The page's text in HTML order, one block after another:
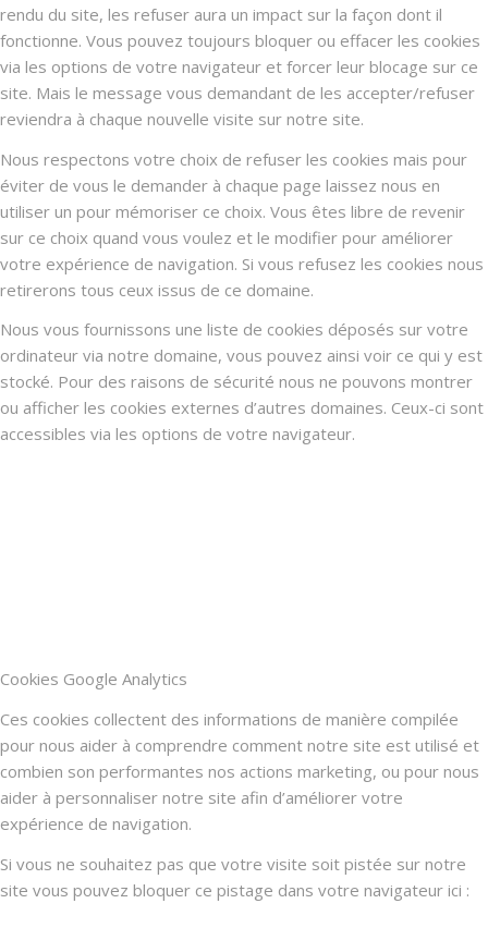
rendu du site, les refuser aura un impact sur la façon dont il
fonctionne. Vous pouvez toujours bloquer ou effacer les cookies
via les options de votre navigateur et forcer leur blocage sur ce
site. Mais le message vous demandant de les accepter/refuser
reviendra à chaque nouvelle visite sur notre site.
Nous respectons votre choix de refuser les cookies mais pour
éviter de vous le demander à chaque page laissez nous en
utiliser un pour mémoriser ce choix. Vous êtes libre de revenir
sur ce choix quand vous voulez et le modifier pour améliorer
votre expérience de navigation. Si vous refusez les cookies nous
retirerons tous ceux issus de ce domaine.
Nous vous fournissons une liste de cookies déposés sur votre
ordinateur via notre domaine, vous pouvez ainsi voir ce qui y est
stocké. Pour des raisons de sécurité nous ne pouvons montrer
ou afficher les cookies externes d’autres domaines. Ceux-ci sont
accessibles via les options de votre navigateur.
Cookies Google Analytics
Ces cookies collectent des informations de manière compilée
pour nous aider à comprendre comment notre site est utilisé et
combien son performantes nos actions marketing, ou pour nous
aider à personnaliser notre site afin d’améliorer votre
expérience de navigation.
Si vous ne souhaitez pas que votre visite soit pistée sur notre
site vous pouvez bloquer ce pistage dans votre navigateur ici :